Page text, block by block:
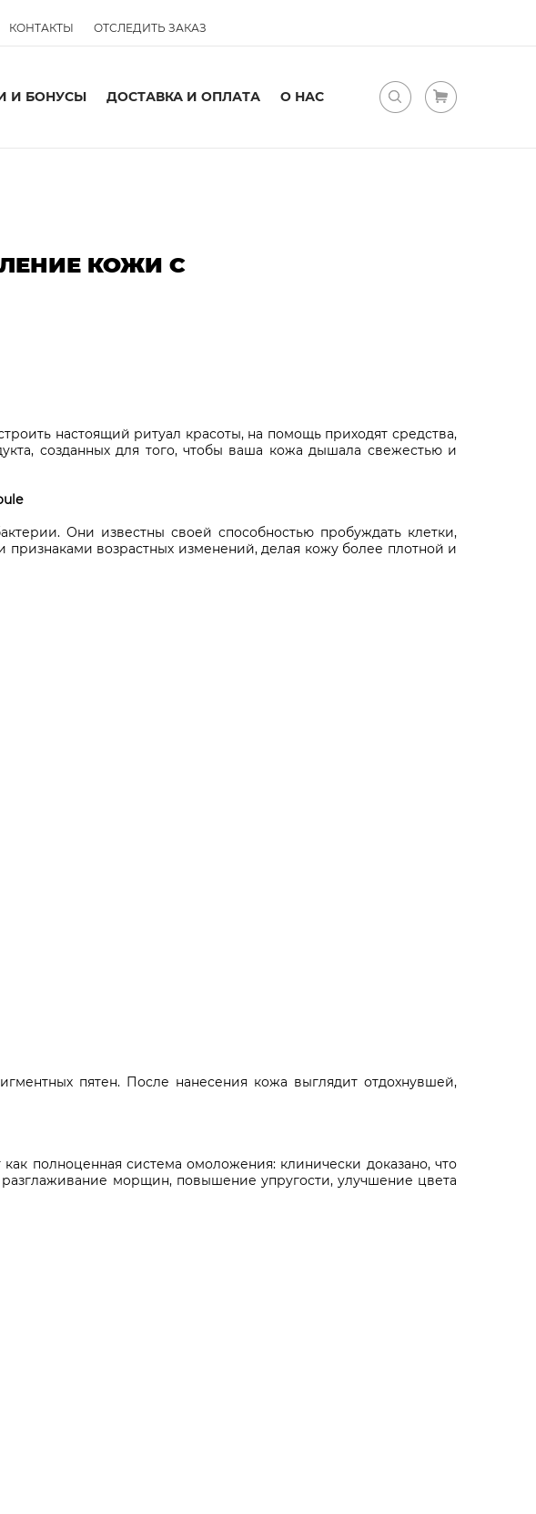
КОНТАКТЫ ОТСЛЕДИТЬ ЗАКАЗ
И БОНУСЫ ДОСТАВКА И ОПЛАТА О НАС
КОЖИ С
настоящий ритуал красоты, на помощь приходят средства,
созданных для того, чтобы ваша кожа дышала свежестью и
Они известны своей способностью пробуждать клетки,
возрастных изменений, делая кожу более плотной и
пятен. После нанесения кожа выглядит отдохнувшей,
полноценная система омоложения: клинически доказано, что
морщин, повышение упругости, улучшение цвета